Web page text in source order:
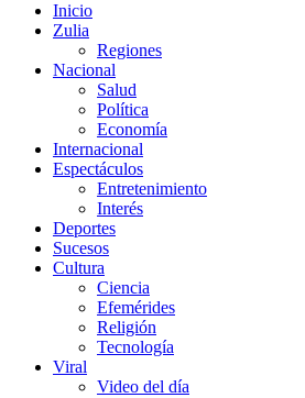
Reporte Relámpago
Claridad y rigor en cada noticia
Inicio
Zulia
Regiones
Nacional
Salud
Política
Economía
Internacional
Espectáculos
Entretenimiento
Interés
Deportes
Sucesos
Cultura
Ciencia
Efemérides
Religión
Tecnología
Viral
Video del día